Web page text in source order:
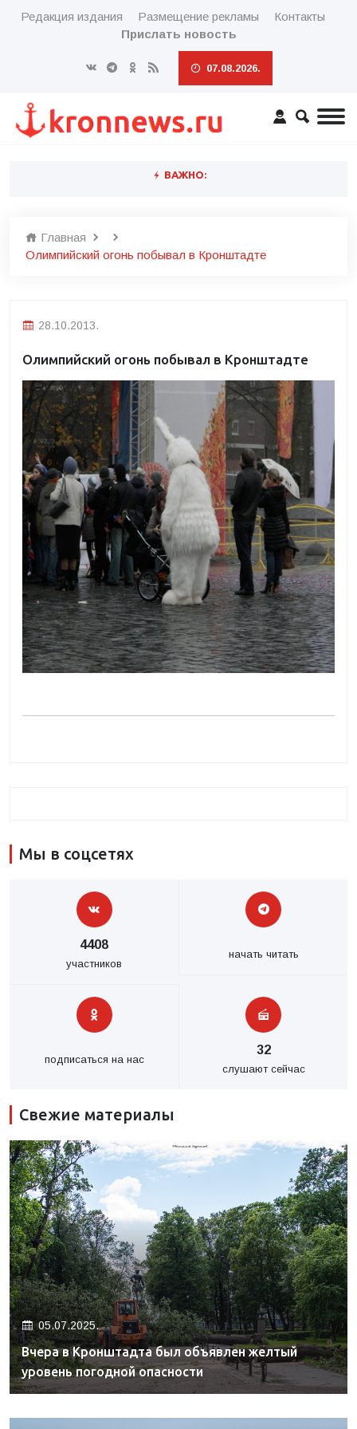
Редакция издания Размещение рекламы
Контакты
Прислать новость
07.08.2026.
ВАЖНО:
Главная
Олимпийский огонь побывал в Кронштадте
28.10.2013.
Олимпийский огонь побывал в Кронштадте
Мы в соцсетях
4408
участников
начать читать
подписаться на нас
32
слушают сейчас
Свежие материалы
05.07.2025.
Вчера в Кронштадта был объявлен желтый
уровень погодной опасности